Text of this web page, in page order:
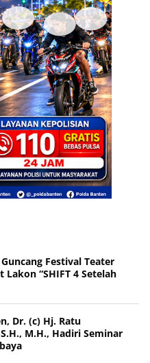
Festival Teater
“SHIFT 4 Setelah
Dr. (c) Hj. Ratu
M.H., Hadiri Seminar